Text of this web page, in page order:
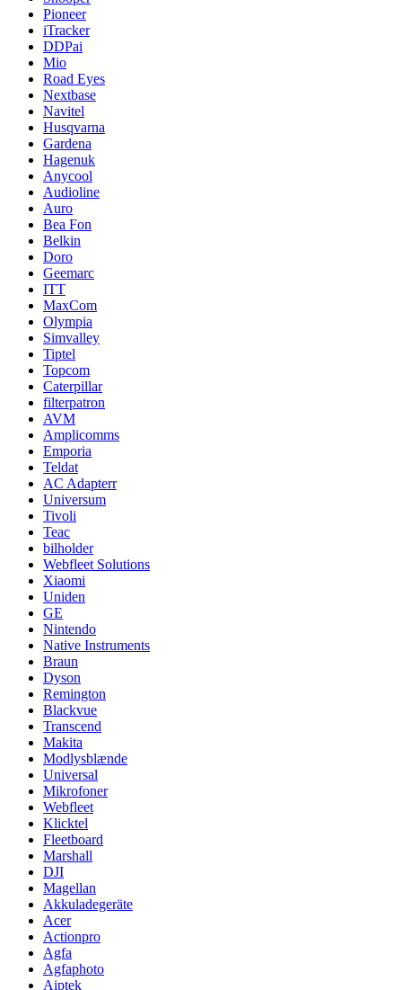
Pioneer
iTracker
DDPai
Mio
Road Eyes
Nextbase
Navitel
Husqvarna
Gardena
Hagenuk
Anycool
Audioline
Auro
Bea Fon
Belkin
Doro
Geemarc
ITT
MaxCom
Olympia
Simvalley
Tiptel
Topcom
Caterpillar
filterpatron
AVM
Amplicomms
Emporia
Teldat
AC Adapterr
Universum
Tivoli
Teac
bilholder
Webfleet Solutions
Xiaomi
Uniden
GE
Nintendo
Native Instruments
Braun
Dyson
Remington
Blackvue
Transcend
Makita
Modlysblænde
Universal
Mikrofoner
Webfleet
Klicktel
Fleetboard
Marshall
DJI
Magellan
Akkuladegeräte
Acer
Actionpro
Agfa
Agfaphoto
Aiptek